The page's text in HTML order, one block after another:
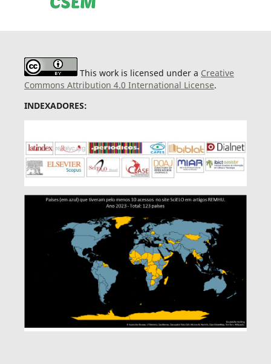
This work is licensed under a Creative
Commons Attribution 4.0 International License.
INDEXADORES: